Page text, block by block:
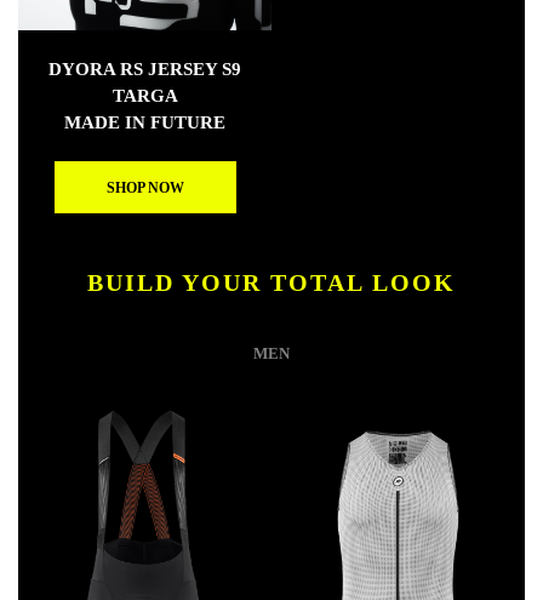
DYORA RS JERSEY S9
TARGA
MADE IN FUTURE
SHOP NOW
BUILD YOUR TOTAL LOOK
MEN